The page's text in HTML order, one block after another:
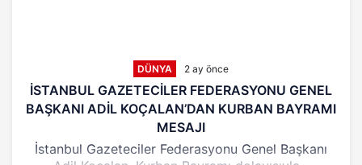
DÜNYA 2 ay önce
İSTANBUL GAZETECİLER FEDERASYONU GENEL
BAŞKANI ADİL KOÇALAN’DAN KURBAN BAYRAMI
MESAJI
İstanbul Gazeteciler Federasyonu Genel Başkanı